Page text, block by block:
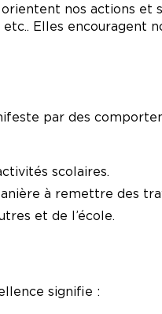
nos actions et
Elles
par des
scolaires.
à remettre des
et de l’école.
signifie :